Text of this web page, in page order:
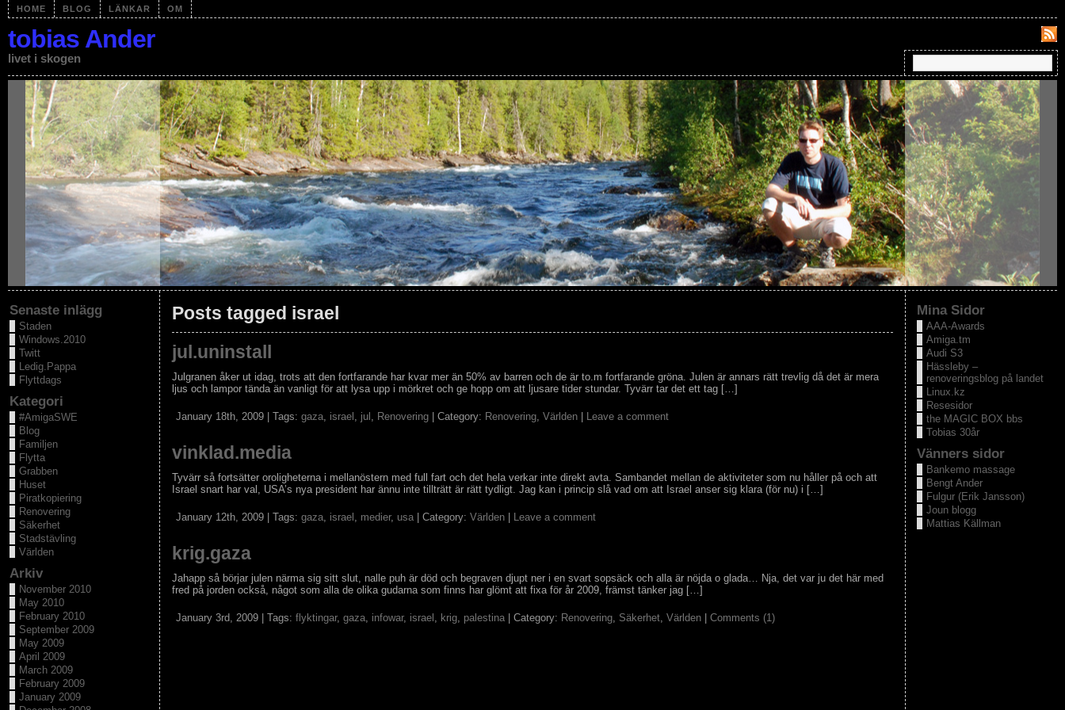
HOME BLOG LÄNKAR OM
tobias Ander
livet i skogen
Posts tagged israel
jul.uninstall
Julgranen åker ut idag, trots att den fortfarande har kvar mer än 50% av barren och de är to.m fortfarande gröna. Julen är annars rätt trevlig då det är mera
ljus och lampor tända än vanligt för att lysa upp i mörkret och ge hopp om att ljusare tider stundar. Tyvärr tar det ett tag […]
January 18th, 2009 | Tags: gaza, israel , jul , Renovering | Category: Renovering, Världen Leave a comment
vinklad.media
Tyvärr så fortsätter oroligheterna i mellanöstern med full fart och det hela verkar inte direkt avta. Sambandet mellan de aktiviteter som nu håller på och att
Israel snart har val, USA’s nya president har ännu inte tillträtt är rätt tydligt. Jag kan i princip slå vad om att Israel anser sig klara (för nu) i […]
January 12th, 2009 | Tags: gaza, israel , medier, usa | Category: Världen Leave a comment
krig.gaza
Jahapp så börjar julen närma sig sitt slut, nalle puh är död och begraven djupt ner i en svart sopsäck och alla är nöjda o glada… Nja, det var ju det här med
fred på jorden också, något som alla de olika gudarna som finns har glömt att fixa för år 2009, främst tänker jag […]
January 3rd, 2009 | Tags: flyktingar, gaza, infowar, israel , krig, palestina | Category: Renovering, Säkerhet, Världen Comments (1)
Senaste inlägg
Staden
Windows.2010
Twitt
Ledig.Pappa
Flyttdags
Kategori
#AmigaSWE
Blog
Familjen
Flytta
Grabben
Huset
Piratkopiering
Renovering
Säkerhet
Stadstävling
Världen
Arkiv
November 2010
May 2010
February 2010
September 2009
May 2009
April 2009
March 2009
February 2009
January 2009
Mina Sidor
AAA-Awards
Amiga.tm
Audi S3
Hässleby –
renoveringsblog på landet
Linux.kz
Resesidor
the MAGIC BOX bbs
Tobias 30år
Vänners sidor
Bankemo massage
Bengt Ander
Fulgur (Erik Jansson)
Joun blogg
Mattias Källman